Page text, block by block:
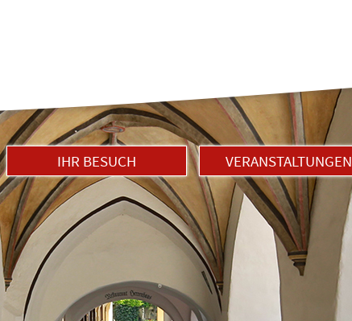
IHR BESUCH VERANSTALTUNGEN